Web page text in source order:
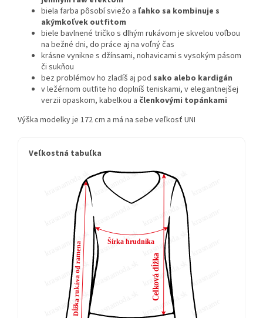
biela farba pôsobí sviežo a ľahko sa kombinuje s
akýmkoľvek outfitom
biele bavlnené tričko s dlhým rukávom je skvelou voľbou
na bežné dni, do práce aj na voľný čas
krásne vynikne s džínsami, nohavicami s vysokým pásom
či sukňou
bez problémov ho zladíš aj pod sako alebo kardigán
v ležérnom outfite ho doplníš teniskami, v elegantnejšej
verzii opaskom, kabelkou a členkovými topánkami
Výška modelky je 172 cm a má na sebe veľkosť UNI
Veľkostná tabuľka